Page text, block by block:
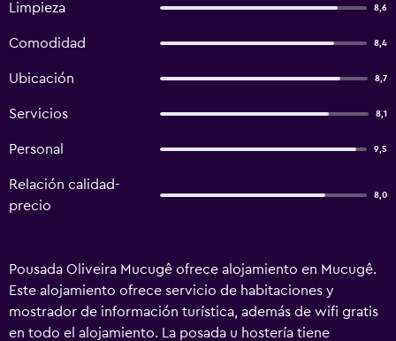
Limpieza 8,6
Comodidad 8,4
Ubicación 8,7
Servicios 8,1
Personal 9,5
Relación calidad-
precio
8,0
Pousada Oliveira Mucugê ofrece alojamiento en Mucugê.
Este alojamiento ofrece servicio de habitaciones y
mostrador de información turística, además de wifi gratis
en todo el alojamiento. La posada u hostería tiene